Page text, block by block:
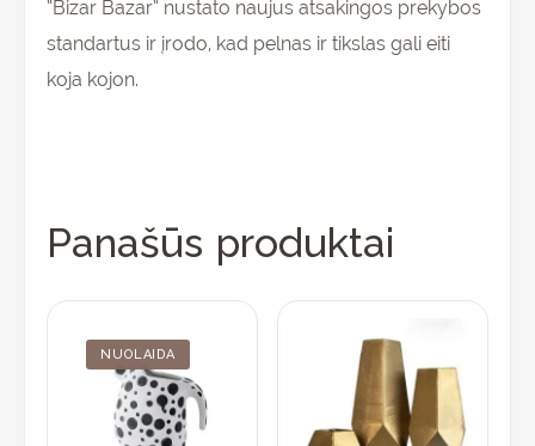
“Bizar Bazar” nustato naujus atsakingos prekybos
standartus ir įrodo, kad pelnas ir tikslas gali eiti
koja kojon.
Panašūs produktai
NUOLAIDA
was:
56,90 €.
is:
39,83 €.
multiple
variants.